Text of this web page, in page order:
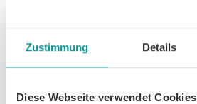
Zustimmung Details
Diese Webseite verwendet Cookies
Symptome und Diagnose